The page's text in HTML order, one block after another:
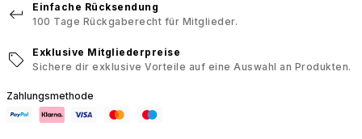
Einfache Rücksendung
100 Tage Rückgaberecht für Mitglieder.
Exklusive Mitgliederpreise
Sichere dir exklusive Vorteile auf eine Auswahl an Produkten.
Zahlungsmethode